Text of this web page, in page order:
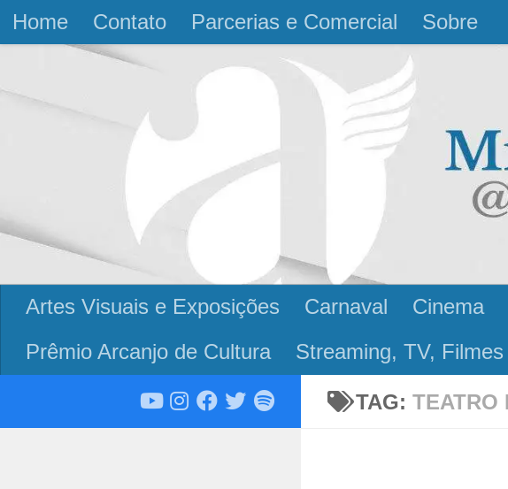
Skip to content
Home Contato Parcerias e Comercial Sobre
Artes Visuais e Exposições Carnaval Cinema
Prêmio Arcanjo de Cultura
Streaming, TV,
TAG: TEATRO